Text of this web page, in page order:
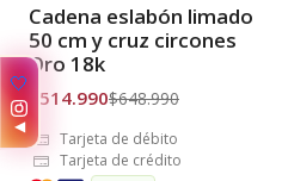
Envío Gratis
Cadena eslabón limado
50 cm y cruz circones
Oro 18k
$514.990$648.990
Tarjeta de débito
Tarjeta de crédito
🤍
◀